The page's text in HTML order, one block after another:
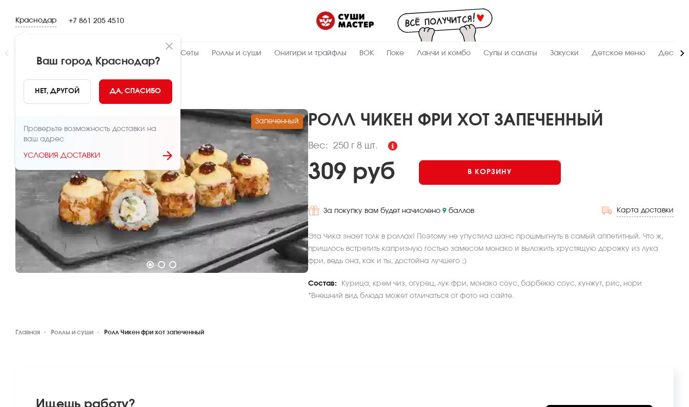
Краснодар
Ваш город Краснодар?
НЕТ, ДРУГОЙ ДА, СПАСИБО
Проверьте возможность доставки на
ваш адрес
УСЛОВИЯ ДОСТАВКИ
+7 861 205 4510
Сеты Роллы и суши Онигири и трайфлы ВОК Поке Ланчи и комбо Супы и салаты Закуски Детское меню
НАЗАД
Запеченный Запеченный
РОЛЛ ЧИКЕН ФРИ ХОТ ЗАПЕЧЕННЫЙ
Вес: 250 г8 шт.
Пищевая
250 Вес, г
245 Ккал
309 руб В КОРЗИНУ
За покупку вам будет начислено 9 баллов Карта доставки
Эта Чика знает толк в роллах! Поэтому не упустила шанс прошмыгнуть в самый аппетитный. Что ж,
пришлось встретить капризную гостью замесом монако и выложить хрустящую дорожку из лука
фри, ведь она, как и ты, достойна лучшего ;)
Состав:
Курица, крем чиз, огурец, лук фри, монако соус, барбекю соус, кунжут, рис, нори
*Внешний вид блюда может отличаться от фото на сайте.
Главная Роллы и суши Ролл Чикен фри хот запеченный
Ищешь работу?